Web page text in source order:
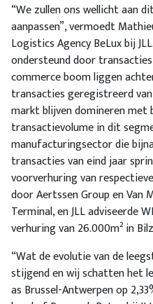
“We zullen ons wellicht aan
aanpassen”, vermoedt
Logistics Agency BeLux bij
ondersteund door
commerce boom liggen
transacties geregistreerd
markt blijven domineren met
transactievolume in dit
manufacturingsector die
transacties van eind jaar
voorverhuring van
door Aertssen Group en Van
Terminal, en JLL adviseerde
verhuring van 26.000m² in
“Wat de evolutie van de
stijgend en wij schatten het
as Brussel-Antwerpen op